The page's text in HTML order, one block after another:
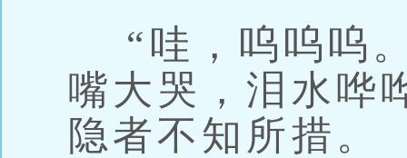
“哇，呜呜呜
嘴大哭，泪水哗
隐者不知所措。